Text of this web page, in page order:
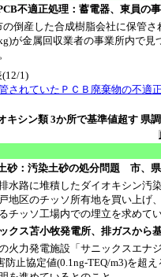
不適正処理：蓄電器、東員の
倒産した合成樹脂会社に保管
が金属回収業者の事業所内で
1)
されていたＰＣＢ廃棄物の不適
キシン類 3か所で基準値超す 県
砂：汚染土砂の処分問題 市、
水路に堆積したダイオキシン汚
地区のチッソ所有地を買い上げ
チッソ工場内での埋立を求めて
クス苫小牧発電所、排ガスから
火力発電施設「サニックスエナ
止協定値(0.1ng-TEQ/m3)を超